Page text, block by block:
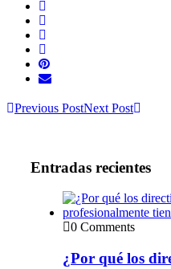
Previous PostNext Post
Entradas recientes
0 Comments
¿Por qué los